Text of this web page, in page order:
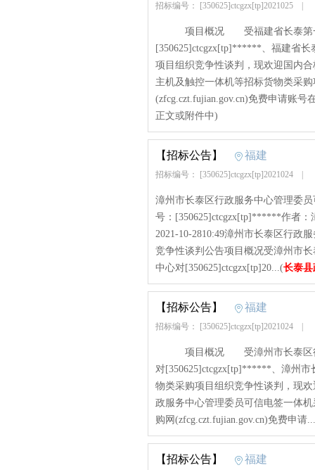
招标编号： [350625]ctcgzx[tp]2021025
项目概况 受福建省长泰第一
[350625]ctcgzx[tp]******、福建省长
项目组织竞争性谈判，现欢迎国
主机及触控一体机等招标货物类采
(zfcg.czt.fujian.gov.cn)免费申请账号
正文或附件中)
【招标公告】 福建
招标编号： [350625]ctcgzx[tp]2021024
漳州市长泰区行政服务中心管理委
号：[350625]ctcgzx[tp]******作者：
2021-10-2810:49漳州市长泰区行政
竞争性谈判公告项目概况受漳州市
中心对[350625]ctcgzx[tp]20...(长泰
【招标公告】 福建
招标编号： [350625]ctcgzx[tp]2021024
项目概况 受漳州市长泰区行政
对[350625]ctcgzx[tp]******、漳州市
物类采购项目组织竞争性谈判，
政服务中心管理委员可信电签一体
购网(zfcg.czt.fujian.gov.cn)免费申请
【招标公告】 福建